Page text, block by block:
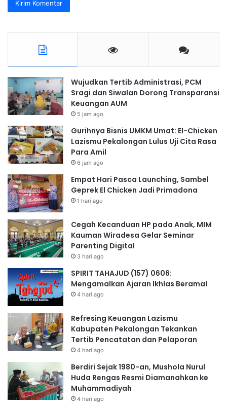
Wujudkan Tertib Administrasi, PCM
Sragi dan Siwalan Dorong Transparansi
Keuangan AUM
5 jam ago
Gurihnya Bisnis UMKM Umat: El-Chicken
Lazismu Pekalongan Lulus Uji Cita Rasa
Para Amil
6 jam ago
Empat Hari Pasca Launching, Sambel
Geprek El Chicken Jadi Primadona
1 hari ago
Cegah Kecanduan HP pada Anak, MIM
Kauman Wiradesa Gelar Seminar
Parenting Digital
3 hari ago
SPIRIT TAHAJUD (157) 0606:
Mengamalkan Ajaran Ikhlas Beramal
4 hari ago
Refresing Keuangan Lazismu
Kabupaten Pekalongan Tekankan
Tertib Pencatatan dan Pelaporan
4 hari ago
Berdiri Sejak 1980-an, Mushola Nurul
Huda Rengas Resmi Diamanahkan ke
Muhammadiyah
4 hari ago